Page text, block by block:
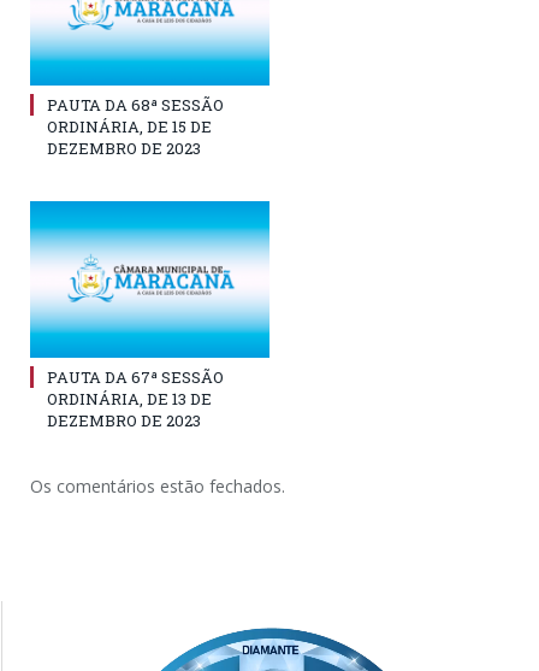
PAUTA DA 68ª SESSÃO
ORDINÁRIA, DE 15 DE
DEZEMBRO DE 2023
PAUTA DA 67ª SESSÃO
ORDINÁRIA, DE 13 DE
DEZEMBRO DE 2023
Os comentários estão fechados.